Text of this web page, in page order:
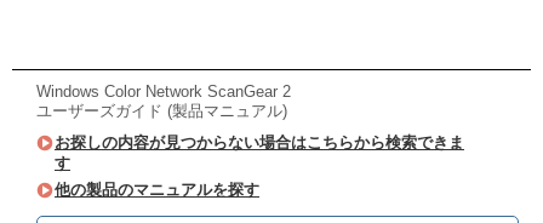
Windows Color Network ScanGear 2
ユーザーズガイド (製品マニュアル)
お探しの内容が見つからない場合はこちらから検索できま
す
他の製品のマニュアルを探す